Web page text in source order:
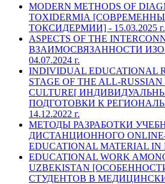
MODERN METHODS OF
TOXIDERMIA
ТОКСИДЕРМИИ] - 15.03.2025 г.
ASPECTS OF THE
ВЗАИМОСВЯЗАННОСТИ
04.07.2024 г.
INDIVIDUAL EDUCATIONAL
STAGE OF THE ALL-
CULTURE[
ПОДГОТОВКИ К
14.12.2022 г.
МЕТОДЫ РАЗРАБОТКИ
ДИСТАНЦИОННОГО ONLINE-
EDUCATIONAL MATERIAL
EDUCATIONAL WORK
UZBEKISTAN
СТУДЕНТОВ В